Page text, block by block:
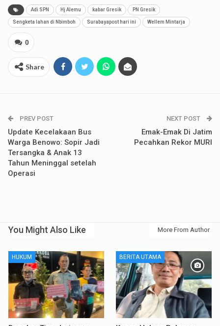
Adi SPN Hj Alemu kabar Gresik PN Gresik
Sengketa lahan di Nbimboh Surabayapost hari ini Wellem Mintarja
0
Share
PREV POST
Update Kecelakaan Bus
Warga Benowo: Sopir Jadi
Tersangka & Anak 13
Tahun Meninggal setelah
Operasi
NEXT POST
Emak-Emak Di Jatim
Pecahkan Rekor MURI
You Might Also Like More From Author
HUKUM BERITA UTAMA